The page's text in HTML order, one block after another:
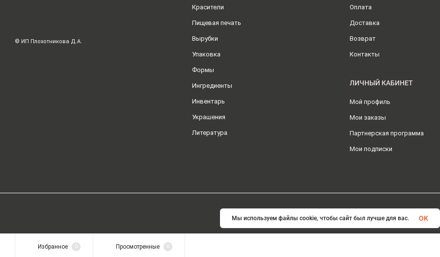
© ИП Плохотникова Д.А.
Красители
Пищевая печать
Вырубки
Упаковка
Формы
Ингредиенты
Инвентарь
Украшения
Литература
Оплата
Доставка
Возврат
Контакты
ЛИЧНЫЙ КАБИНЕТ
Мой профиль
Мои заказы
Партнерская программа
Мои подписки
Избранное 0 Просмотренные 0
Мы используем файлы cookie, чтобы сайт был лучше для вас. OK